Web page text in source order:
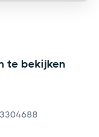
te bekijken